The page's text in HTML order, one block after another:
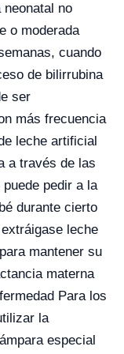
no
o moderada
cuando
de bilirrubina
ser
más frecuencia
leche artificial
a través de las
pedir a la
durante cierto
leche
mantener su
materna
Para los
la
especial